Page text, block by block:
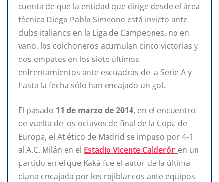
cuenta de que la entidad que dirige desde el área
técnica Diego Pablo Simeone está invicto ante
clubs italianos en la Liga de Campeones, no en
vano, los colchoneros acumulan cinco victorias y
dos empates en los siete últimos
enfrentamientos ante escuadras de la Serie A y
hasta la fecha sólo han encajado un gol.
El pasado 11 de marzo de 2014, en el encuentro
de vuelta de los octavos de final de la Copa de
Europa, el Atlético de Madrid se impuso por 4-1
al A.C. Milán en el Estadio Vicente Calderón en un
partido en el que Kaká fue el autor de la última
diana encajada por los rojiblancos ante equipos